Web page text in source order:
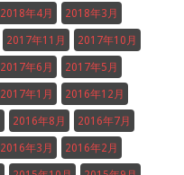
2018年4月 2018年3月
2017年11月 2017年10月
2017年6月 2017年5月
2017年1月 2016年12月
2016年8月 2016年7月
2016年3月 2016年2月